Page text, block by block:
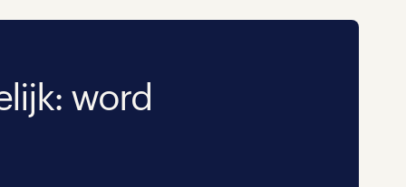
word